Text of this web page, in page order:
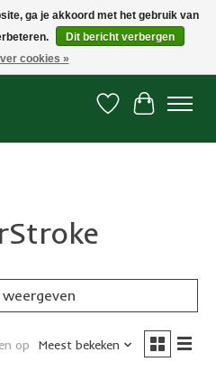
oncourse Golfshop in Dordrecht is
Verlanglijst
op Meest bekeken
ga je akkoord met het gebruik van
Dit bericht verbergen
cookies »